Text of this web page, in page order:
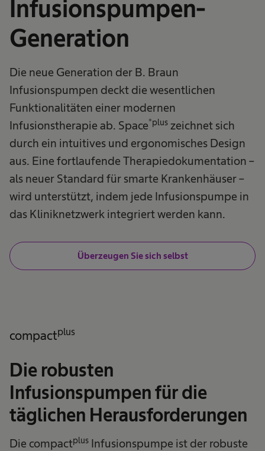
Infusionspumpen-
Generation
Die neue Generation der B. Braun
Infusionspumpen deckt die wesentlichen
Funktionalitäten einer modernen
Infusionstherapie ab. Space®plus zeichnet sich
durch ein intuitives und ergonomisches Design
aus. Eine fortlaufende Therapiedokumentation –
als neuer Standard für smarte Krankenhäuser –
wird unterstützt, indem jede Infusionspumpe in
das Kliniknetzwerk integriert werden kann.
Überzeugen Sie sich selbst
compactplus
Die robusten
Infusionspumpen für die
täglichen Herausforderungen
Die compactplus Infusionspumpe ist der robuste